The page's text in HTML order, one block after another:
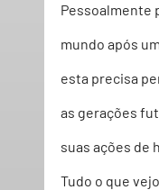
Pessoalmente
mundo após
esta precisa
as gerações
suas ações de
Tudo o que